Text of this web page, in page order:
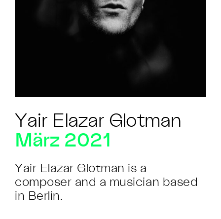
Yair Elazar Glotman
März 2021
Yair Elazar Glotman is a
composer and a musician based
in Berlin.